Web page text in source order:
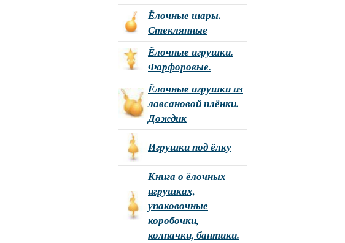
Ёлочные шары.
Стеклянные
Ёлочные игрушки.
Фарфоровые.
Ёлочные игрушки из
лавсановой плёнки.
Дождик
Игрушки под ёлку
Книга о ёлочных
игрушках,
упаковочные
коробочки,
колпачки, бантики.